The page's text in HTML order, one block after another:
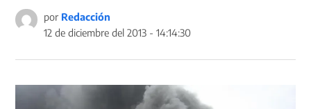
por Redacción
12 de diciembre del 2013 - 14:14:30